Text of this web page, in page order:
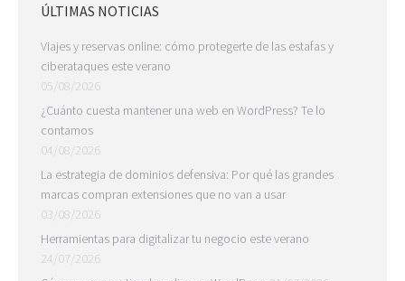
ÚLTIMAS NOTICIAS
Viajes y reservas online: cómo protegerte de las estafas y
ciberataques este verano
05/08/2026
¿Cuánto cuesta mantener una web en WordPress? Te lo
contamos
04/08/2026
La estrategia de dominios defensiva: Por qué las grandes
marcas compran extensiones que no van a usar
03/08/2026
Herramientas para digitalizar tu negocio este verano
24/07/2026